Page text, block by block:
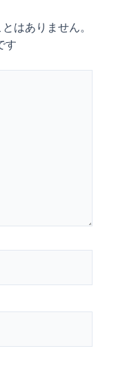
はありません。
す